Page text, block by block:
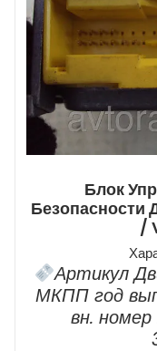
Блок
Безопасности
/
Артикул
МКПП год
вн.